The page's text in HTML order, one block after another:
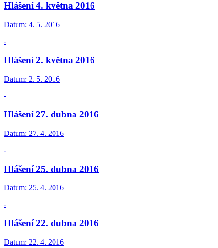
Hlášení 4. května 2016
Datum: 4. 5. 2016
-
Hlášení 2. května 2016
Datum: 2. 5. 2016
-
Hlášení 27. dubna 2016
Datum: 27. 4. 2016
-
Hlášení 25. dubna 2016
Datum: 25. 4. 2016
-
Hlášení 22. dubna 2016
Datum: 22. 4. 2016